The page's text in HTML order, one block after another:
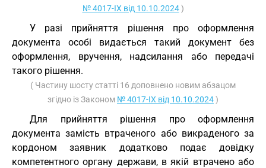
№ 4017-IX від 10.10.2024)
У разі прийняття рішення про оформлення
документа особі видається такий документ без
оформлення, вручення, надсилання або передачі
такого рішення.
( Частину шосту статті 16 доповнено новим абзацом
згідно із Законом № 4017-IX від 10.10.2024)
Для прийняття рішення про оформлення
документа замість втраченого або викраденого за
кордоном заявник додатково подає довідку
компетентного органу держави, в якій втрачено або